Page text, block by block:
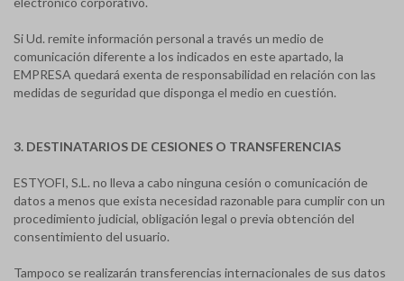
Si Ud. remite información personal a través un medio de
comunicación diferente a los indicados en este apartado, la
EMPRESA quedará exenta de responsabilidad en relación con las
medidas de seguridad que disponga el medio en cuestión.
3. DESTINATARIOS DE CESIONES O TRANSFERENCIAS
ESTYOFI, S.L. no lleva a cabo ninguna cesión o comunicación de
datos a menos que exista necesidad razonable para cumplir con un
procedimiento judicial, obligación legal o previa obtención del
consentimiento del usuario.
Tampoco se realizarán transferencias internacionales de sus datos